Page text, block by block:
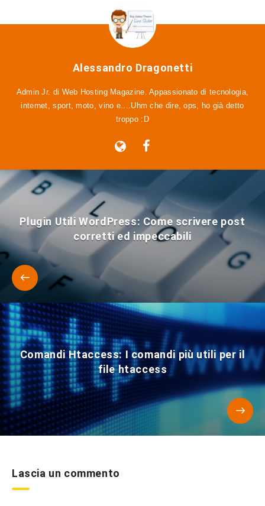
Alessandro Dragonetti
Admin Jr. di Web Hosting Magazine. Appassionato di tecnologia,
internet, sport, moto, vino e....Uhm che dire, ops, ho già detto
troppo :D
Plugin Utili WordPress: Come scrivere post
corretti ed impeccabili
Comandi Htaccess: I comandi più utili per il
file htaccess
Lascia un commento